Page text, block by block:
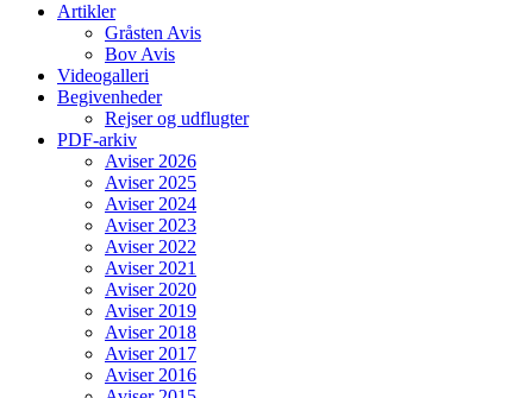
Artikler
Gråsten Avis
Bov Avis
Videogalleri
Begivenheder
Rejser og udflugter
PDF-arkiv
Aviser 2026
Aviser 2025
Aviser 2024
Aviser 2023
Aviser 2022
Aviser 2021
Aviser 2020
Aviser 2019
Aviser 2018
Aviser 2017
Aviser 2016